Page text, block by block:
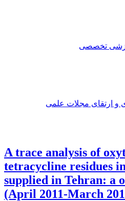
تخصصی
و ارتقای مجلات علمی
A trace analysis of
tetracycline residues
supplied in Tehran: a
(April 2011-March